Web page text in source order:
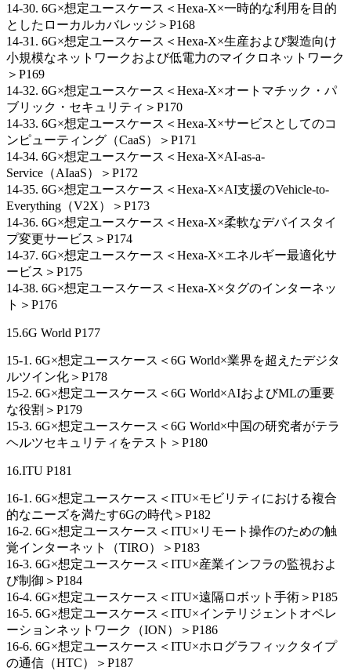
14-30. 6G×想定ユースケース＜Hexa-X×一時的な利用を目的
としたローカルカバレッジ＞P168
14-31. 6G×想定ユースケース＜Hexa-X×生産および製造向け
小規模なネットワークおよび低電力のマイクロネットワーク
＞P169
14-32. 6G×想定ユースケース＜Hexa-X×オートマチック・パ
ブリック・セキュリティ＞P170
14-33. 6G×想定ユースケース＜Hexa-X×サービスとしてのコ
ンピューティング（CaaS）＞P171
14-34. 6G×想定ユースケース＜Hexa-X×AI-as-a-
Service（AIaaS）＞P172
14-35. 6G×想定ユースケース＜Hexa-X×AI支援のVehicle-to-
Everything（V2X）＞P173
14-36. 6G×想定ユースケース＜Hexa-X×柔軟なデバイスタイ
プ変更サービス＞P174
14-37. 6G×想定ユースケース＜Hexa-X×エネルギー最適化サ
ービス＞P175
14-38. 6G×想定ユースケース＜Hexa-X×タグのインターネッ
ト＞P176
15.6G World P177
15-1. 6G×想定ユースケース＜6G World×業界を超えたデジタ
ルツイン化＞P178
15-2. 6G×想定ユースケース＜6G World×AIおよびMLの重要
な役割＞P179
15-3. 6G×想定ユースケース＜6G World×中国の研究者がテラ
ヘルツセキュリティをテスト＞P180
16.ITU P181
16-1. 6G×想定ユースケース＜ITU×モビリティにおける複合
的なニーズを満たす6Gの時代＞P182
16-2. 6G×想定ユースケース＜ITU×リモート操作のための触
覚インターネット（TIRO）＞P183
16-3. 6G×想定ユースケース＜ITU×産業インフラの監視およ
び制御＞P184
16-4. 6G×想定ユースケース＜ITU×遠隔ロボット手術＞P185
16-5. 6G×想定ユースケース＜ITU×インテリジェントオペレ
ーションネットワーク（ION）＞P186
16-6. 6G×想定ユースケース＜ITU×ホログラフィックタイプ
の通信（HTC）＞P187